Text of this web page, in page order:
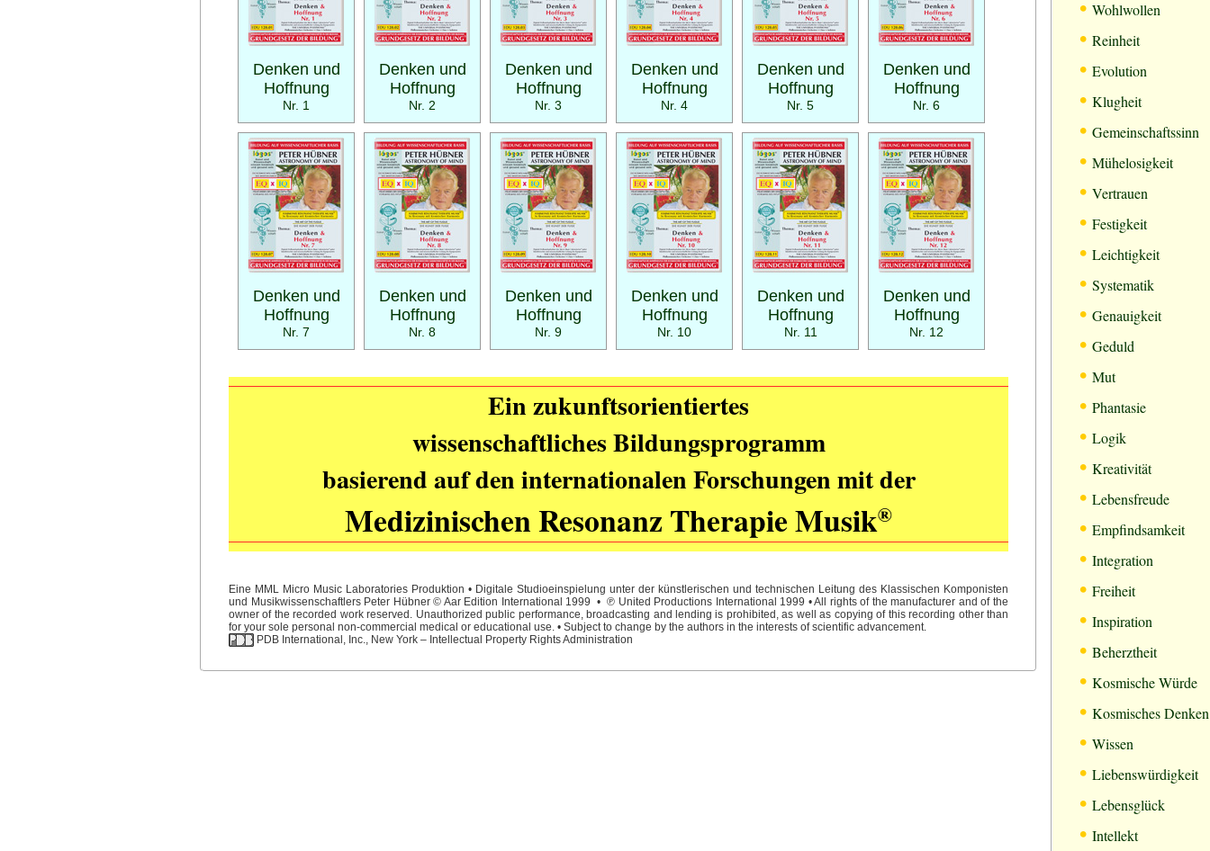
Denken und
Hoffnung
Nr. 1
Denken und
Hoffnung
Nr. 2
Denken und
Hoffnung
Nr. 3
Denken und
Hoffnung
Nr. 4
Denken und
Hoffnung
Nr. 5
Denken und
Hoffnung
Nr. 6
Denken und
Hoffnung
Nr. 7
Denken und
Hoffnung
Nr. 8
Denken und
Hoffnung
Nr. 9
Denken und
Hoffnung
Nr. 10
Denken und
Hoffnung
Nr. 11
Denken und
Hoffnung
Nr. 12
Ein zukunftsorientiertes
wissenschaftliches Bildungsprogramm
basierend auf den internationalen Forschungen mit der
Medizinischen Resonanz Therapie Musik®
Eine MML Micro Music Laboratories Produktion • Digitale Studioeinspielung unter der künstlerischen und technischen Leitung des Klassischen Komponisten
und Musikwissenschaftlers Peter Hübner © Aar Edition International 1999 • ℗ United Productions International 1999 • All rights of the manufacturer and of the
owner of the recorded work reserved. Unauthorized public performance, broadcasting and lending is prohibited, as well as copying of this recording other than
for your sole personal non-commercial medical or educational use. • Subject to change by the authors in the interests of scientific advancement.
PDB International, Inc., New York – Intellectual Property Rights Administration
• Wohlwollen
• Reinheit
• Evolution
• Klugheit
• Gemeinschaftssinn
• Mühelosigkeit
• Vertrauen
• Festigkeit
• Leichtigkeit
• Systematik
• Genauigkeit
• Geduld
• Mut
• Phantasie
• Logik
• Kreativität
• Lebensfreude
• Empfindsamkeit
• Integration
• Freiheit
• Inspiration
• Beherztheit
• Kosmische Würde
• Kosmisches Denken
• Wissen
• Liebenswürdigkeit
• Lebensglück
• Intellekt